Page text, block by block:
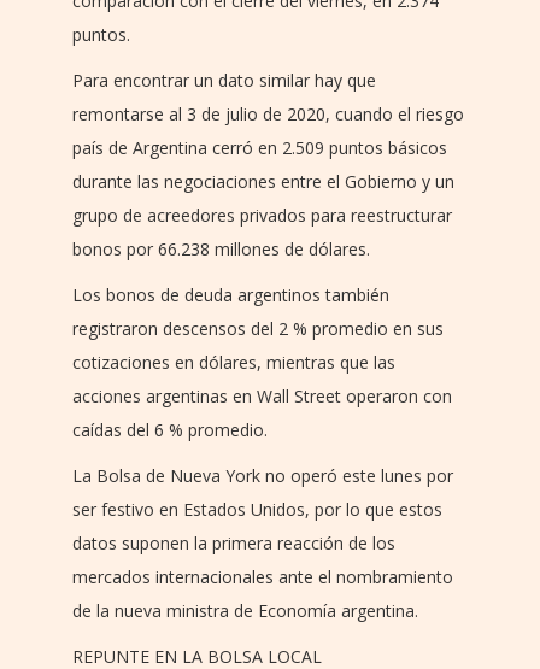
puntos.
Para encontrar un dato similar hay que
remontarse al 3 de julio de 2020, cuando el riesgo
país de Argentina cerró en 2.509 puntos básicos
durante las negociaciones entre el Gobierno y un
grupo de acreedores privados para reestructurar
bonos por 66.238 millones de dólares.
Los bonos de deuda argentinos también
registraron descensos del 2 % promedio en sus
cotizaciones en dólares, mientras que las
acciones argentinas en Wall Street operaron con
caídas del 6 % promedio.
La Bolsa de Nueva York no operó este lunes por
ser festivo en Estados Unidos, por lo que estos
datos suponen la primera reacción de los
mercados internacionales ante el nombramiento
de la nueva ministra de Economía argentina.
REPUNTE EN LA BOLSA LOCAL